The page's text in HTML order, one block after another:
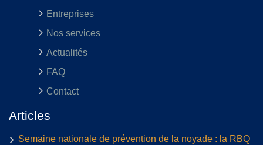
Entreprises
Nos services
Actualités
FAQ
Contact
Articles
Semaine nationale de prévention de la noyade : la RBQ